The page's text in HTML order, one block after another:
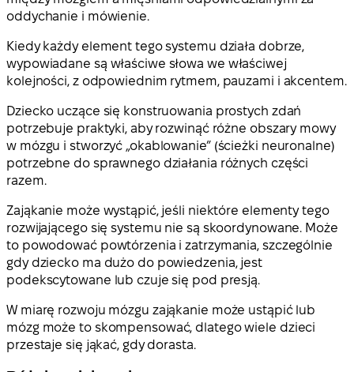
oddychanie i mówienie.
Kiedy każdy element tego systemu działa dobrze,
wypowiadane są właściwe słowa we właściwej
kolejności, z odpowiednim rytmem, pauzami i akcentem.
Dziecko uczące się konstruowania prostych zdań
potrzebuje praktyki, aby rozwinąć różne obszary mowy
w mózgu i stworzyć „okablowanie” (ścieżki neuronalne)
potrzebne do sprawnego działania różnych części
razem.
Zająkanie może wystąpić, jeśli niektóre elementy tego
rozwijającego się systemu nie są skoordynowane. Może
to powodować powtórzenia i zatrzymania, szczególnie
gdy dziecko ma dużo do powiedzenia, jest
podekscytowane lub czuje się pod presją.
W miarę rozwoju mózgu zająkanie może ustąpić lub
mózg może to skompensować, dlatego wiele dzieci
przestaje się jąkać, gdy dorasta.